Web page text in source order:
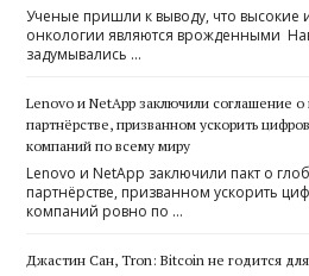
Ученые пришли к выводу, что высокие
онкологии являются врожденными
задумывались …
Lenovo и NetApp заключили соглашение о
партнёрстве, призванном ускорить
компаний по всему миру
Lenovo и NetApp заключили пакт о
партнёрстве, призванном ускорить
компаний ровно по …
Джастин Сан, Tron: Bitcoin не годится